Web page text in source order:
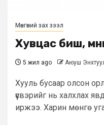
Мөнгөний зах зээл
Хувцас биш,
5 жил ago Аюуш
Хууль бусаар олсон
үүсвэрийг нь халхлах
иржээ. Харин мөнгө